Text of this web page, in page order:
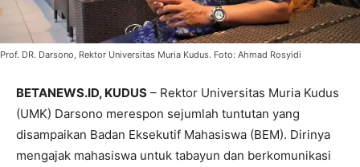
Prof. DR. Darsono, Rektor Universitas Muria Kudus. Foto: Ahmad Rosyidi
BETANEWS.ID, KUDUS – Rektor Universitas Muria Kudus
(UMK) Darsono merespon sejumlah tuntutan yang
disampaikan Badan Eksekutif Mahasiswa (BEM). Dirinya
mengajak mahasiswa untuk tabayun dan berkomunikasi